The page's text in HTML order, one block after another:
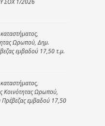
Ωρωπού, Δημ.
εμβαδού 17,50 τ.μ.
Κοινότητας Ωρωπού,
εμβαδού 17,50